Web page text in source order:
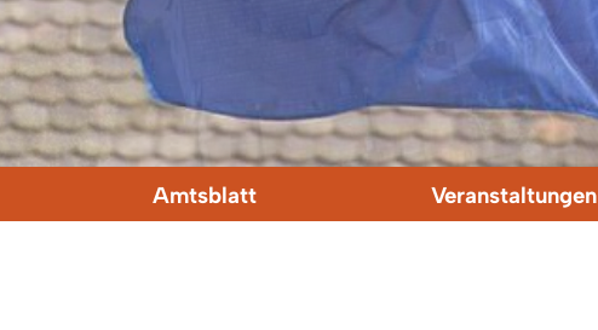
Amtsblatt Veranstaltungen